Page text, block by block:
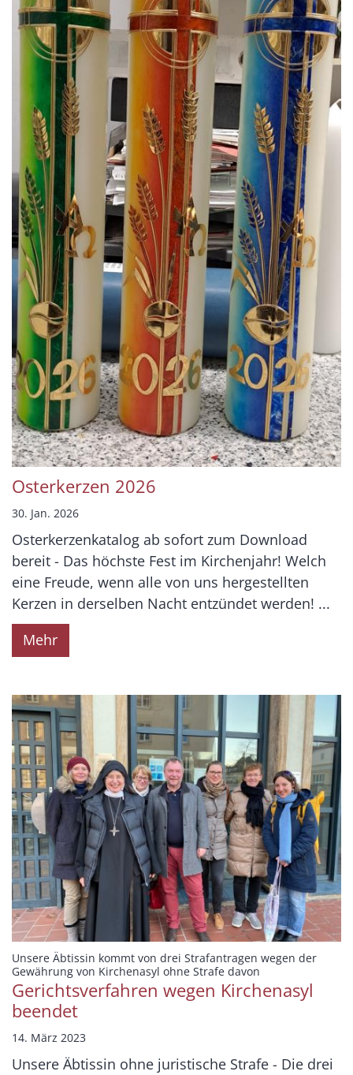
Osterkerzen 2026
30. Jan. 2026
Osterkerzenkatalog ab sofort zum Download
bereit - Das höchste Fest im Kirchenjahr! Welch
eine Freude, wenn alle von uns hergestellten
Kerzen in derselben Nacht entzündet werden! ...
Mehr
Unsere Äbtissin kommt von drei Strafantragen wegen der
Gewährung von Kirchenasyl ohne Strafe davon
Gerichtsverfahren wegen Kirchenasyl
beendet
14. März 2023
Unsere Äbtissin ohne juristische Strafe - Die drei